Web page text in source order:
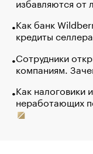
Как банк
кредиты
Сотрудники
компаниям.
Как налоговики
неработающих